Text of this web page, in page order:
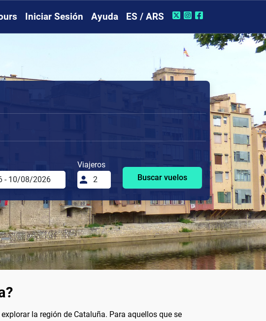
Iniciar Sesión Ayuda ES / ARS
Viajeros
Buscar vuelos
la región de Cataluña. Para aquellos que se